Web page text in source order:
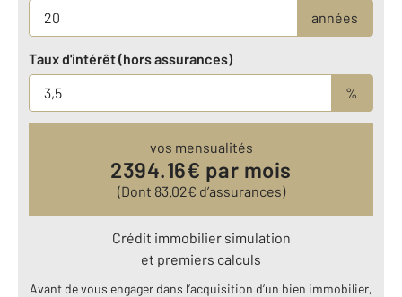
années
Taux d'intérêt (hors assurances)
%
vos mensualités
2394.16€ par mois
(Dont 83.02€ d’assurances)
Crédit immobilier simulation
et premiers calculs
Avant de vous engager dans l’acquisition d’un bien immobilier,